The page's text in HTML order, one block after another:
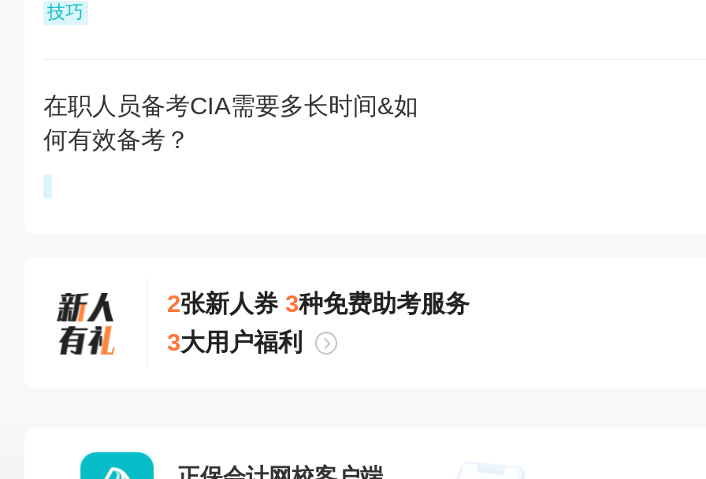
技巧
在职人员备考CIA需要多长时间&如
何有效备考？
2张新人券3种免费助考服务
3大用户福利